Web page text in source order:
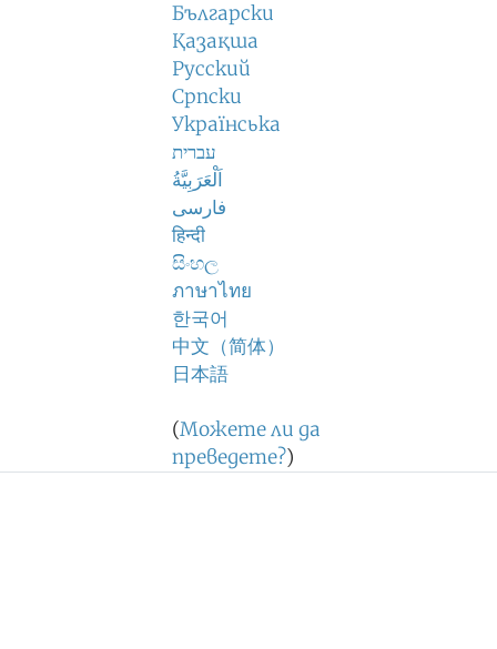
Български
Қазақша
Русский
Српски
Українська
עברית
اَلْعَرَبِيَّةُ
فارسی
हिन्दी
සිංහල
ภาษาไทย
한국어
中文（简体）
日本語
(Можете ли да
преведете?)